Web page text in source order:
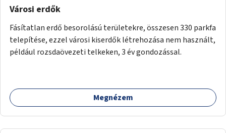
Városi erdők
Fásítatlan erdő besorolású területekre, összesen 330 parkfa
telepítése, ezzel városi kiserdők létrehozása nem használt,
például rozsdaövezeti telkeken, 3 év gondozással.
Megnézem